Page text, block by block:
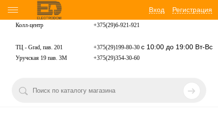
Вход Регистрация
Колл-центр +375(29)6-921-921
ТЦ - Grad, пав. 201 +375(29)199-80-30 с 10:00 до 19:00 Вт-Вс
Уручская 19 пав. 3М +375(29)354-30-60